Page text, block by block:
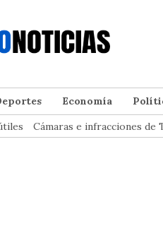
Economía
Cámaras e infracciones de